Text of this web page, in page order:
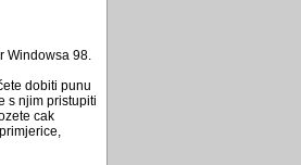
Windowsa 98.
dobiti punu
s njim pristupiti
cak